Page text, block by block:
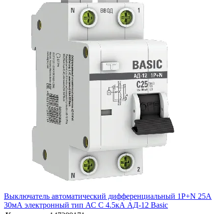
Выключатель автоматический дифференциальный 1P+N 25А
30мА электронный тип АС C 4.5кА АД-12 Basic